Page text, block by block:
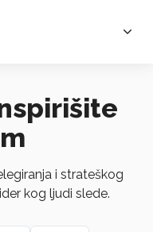
i strateškog
kog ljudi slede.